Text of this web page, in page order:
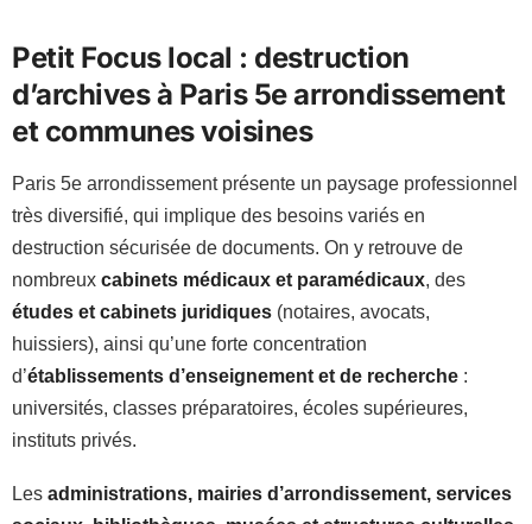
Petit Focus local : destruction
d’archives à Paris 5e arrondissement
et communes voisines
Paris 5e arrondissement présente un paysage professionnel
très diversifié, qui implique des besoins variés en
destruction sécurisée de documents. On y retrouve de
nombreux cabinets médicaux et paramédicaux, des
études et cabinets juridiques (notaires, avocats,
huissiers), ainsi qu’une forte concentration
d’établissements d’enseignement et de recherche :
universités, classes préparatoires, écoles supérieures,
instituts privés.
Les administrations, mairies d’arrondissement, services